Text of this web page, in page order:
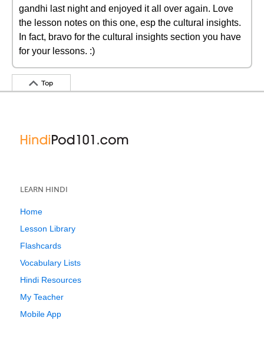
gandhi last night and enjoyed it all over again. Love
the lesson notes on this one, esp the cultural insights.
In fact, bravo for the cultural insights section you have
for your lessons. :)
Top
LEARN HINDI
Home
Lesson Library
Flashcards
Vocabulary Lists
Hindi Resources
My Teacher
Mobile App